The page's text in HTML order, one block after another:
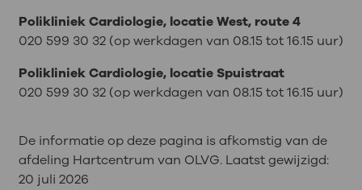
Polikliniek Cardiologie, locatie West, route 4
020 599 30 32 (op werkdagen van 08.15 tot 16.15 uur)
Polikliniek Cardiologie, locatie Spuistraat
020 599 30 32 (op werkdagen van 08.15 tot 16.15 uur)
De informatie op deze pagina is afkomstig van de
afdeling Hartcentrum van OLVG. Laatst gewijzigd:
20 juli 2026